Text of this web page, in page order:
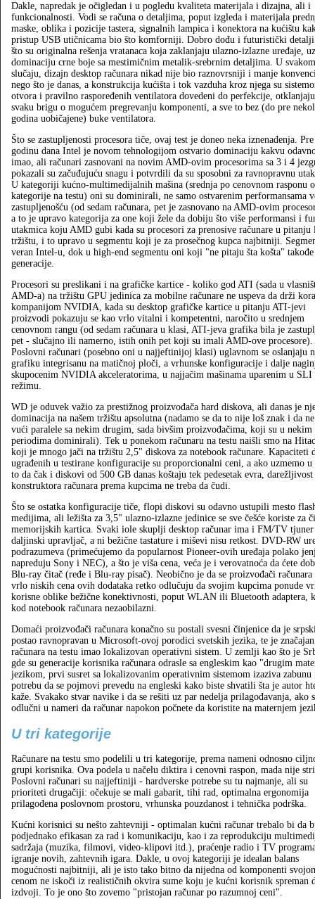
Dakle, napredak je očigledan i u pogledu kvaliteta materijala i dizajna, ali i
funkcionalnosti. Vodi se računa o detaljima, poput izgleda i materijala
maske, oblika i pozicije tastera, signalnih lampica i konektora na kućištu
pristup USB utičnicama bio što komforniji. Dobro dođu i futuristički
što su originalna rešenja vratanaca koja zaklanjaju ulazno-izlazne uređaje, uz
dominaciju crne boje sa mestimičnim metalik-srebrnim detaljima. U svakom
slučaju, dizajn desktop računara nikad nije bio raznovrsniji i manje
nego što je danas, a konstrukcija kućišta i tok vazduha kroz njega su
otvora i pravilno raspoređenih ventilatora dovedeni do perfekcije,
svaku brigu o mogućem pregrevanju komponenti, a sve to bez (do pre
godina uobičajene) buke ventilatora.
Što se zastupljenosti procesora tiče, ovaj test je doneo neka iznenađenja. Pre
godinu dana Intel je novom tehnologijom ostvario dominaciju kakvu
imao, ali računari zasnovani na novim AMD-ovim procesorima sa 3 i 4
pokazali su začuđujuću snagu i potvrdili da su sposobni za ravnopravnu
U kategoriji kućno-multimedijalnih mašina (srednja po cenovnom rasponu
kategorije na testu) oni su dominirali, ne samo ostvarenim performansama
zastupljenošću (od sedam računara, pet je zasnovano na AMD-ovim
a to je upravo kategorija za one koji žele da dobiju što više performansi i
utakmica koju AMD gubi kada su procesori za prenosive računare u
tržištu, i to upravo u segmentu koji je za prosečnog kupca najbitniji.
veran Intel-u, dok u high-end segmentu oni koji "ne pitaju šta košta"
generacije.
Procesori su preslikani i na grafičke kartice - koliko god ATI (sada u
AMD-a) na tržištu GPU jedinica za mobilne računare ne uspeva da drži
kompanijom NVIDIA, kada su desktop grafičke kartice u pitanju ATI-jevi
proizvodi pokazuju se kao vrlo vitalni i kompetentni, naročito u srednjem
cenovnom rangu (od sedam računara u klasi, ATI-jeva grafika bila je
pet - slučajno ili namerno, istih onih pet koji su imali AMD-ove procesore).
Poslovni računari (posebno oni u najjeftinijoj klasi) uglavnom se oslanjaju
grafiku integrisanu na matičnoj ploči, a vrhunske konfiguracije i dalje
skupocenim NVIDIA akceleratorima, u najjačim mašinama uparenim u SLI
režimu.
WD je oduvek važio za prestižnog proizvođača hard diskova, ali danas je
dominacija na našem tržištu apsolutna (nadamo se da to nije loš znak i da
vući paralele sa nekim drugim, sada bivšim proizvođačima, koji su u nekim
periodima dominirali). Tek u ponekom računaru na testu naišli smo na
koji je mnogo jači na tržištu 2,5" diskova za notebook računare. Kapaciteti
ugrađenih u testirane konfiguracije su proporcionalni ceni, a ako uzmemo
to da čak i diskovi od 500 GB danas koštaju tek pedesetak evra, darežljivost
konstruktora računara prema kupcima ne treba da čudi.
Što se ostatka konfiguracije tiče, flopi diskovi su odavno ustupili mesto
medijima, ali ležišta za 3,5" ulazno-izlazne jedinice se sve češće koriste za
memorijskih kartica. Svaki iole skuplji desktop računar ima i FM/TV
daljinski upravljač, a ni bežične tastature i miševi nisu retkost. DVD-RW
podrazumeva (primećujemo da popularnost Pioneer-ovih uređaja polako
napreduju Sony i NEC), a što je viša cena, veća je i verovatnoća da ćete
Blu-ray čitač (ređe i Blu-ray pisač). Neobično je da se proizvođači računara
vrlo niskih cena ovih dodataka retko odlučuju da svojim kupcima ponude
korisne oblike bežične konektivnosti, poput WLAN ili Bluetooth adaptera,
kod notebook računara nezaobilazni.
Domaći proizvođači računara konačno su postali svesni činjenice da je
postao ravnopravan u Microsoft-ovoj porodici svetskih jezika, te je
računara na testu imao lokalizovan operativni sistem. U zemlji kao što je
gde su generacije korisnika računara odrasle sa engleskim kao "drugim
jezikom, prvi susret sa lokalizovanim operativnim sistemom izaziva zabunu
potrebu da se pojmovi prevedu na engleski kako biste shvatili šta je autor
kaže. Svakako stvar navike i da se rešiti uz par nedelja prilagođavanja, ako
odlučni u nameri da računar napokon počnete da koristite na maternjem
U tri kategorije
Računare na testu smo podelili u tri kategorije, prema nameni odnosno
grupi korisnika. Ova podela u načelu diktira i cenovni raspon, mada nije
Poslovni računari su najjeftiniji - hardverske potrebe su tu najmanje, ali su
prioriteti drugačiji: očekuje se mali gabarit, tihi rad, optimalna ergonomija
prilagođena poslovnom prostoru, vrhunska pouzdanost i tehnička podrška.
Kućni korisnici su nešto zahtevniji - optimalan kućni računar trebalo bi da
podjednako efikasan za rad i komunikaciju, kao i za reprodukciju
sadržaja (muzika, filmovi, video-klipovi itd.), praćenje radio i TV
igranje novih, zahtevnih igara. Dakle, u ovoj kategoriji je idealan balans
mogućnosti najbitniji, ali je isto tako bitno da nijedna od komponenti
cenom ne iskoči iz realističnih okvira sume koju je kućni korisnik spreman
izdvoji. To je ono što zovemo "pristojan računar po razumnoj ceni".